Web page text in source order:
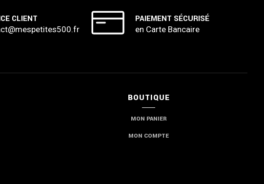
CLIENT PAIEMENT SÉCURISÉ
en Carte Bancaire
BOUTIQUE
MON PANIER
MON COMPTE